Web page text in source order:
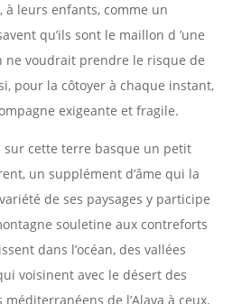
leurs enfants, comme un
qu’ils sont le maillon d ’une
ne voudrait prendre le risque de
pour la côtoyer à chaque instant,
exigeante et fragile.
sur cette terre basque un petit
un supplément d’âme qui la
de ses paysages y participe
souletine aux contreforts
dans l’océan, des vallées
voisinent avec le désert des
méditerranéens de l’Alava à ceux,